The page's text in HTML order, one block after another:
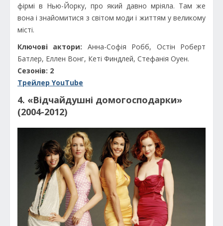
фірмі в Нью-Йорку, про який давно мріяла. Там же
вона і знайомитися з світом моди і життям у великому
місті.
Ключові актори: Анна-Софія Робб, Остін Роберт
Батлер, Еллен Вонг, Кеті Финдлей, Стефанія Оуен.
Сезонів: 2
Трейлер YouTube
4. «Відчайдушні домогосподарки»
(2004-2012)